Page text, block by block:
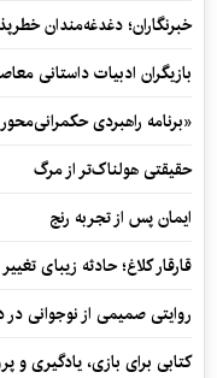
خبرنگاران؛ دغدغه‌مندان
بازیگران ادبیات داستانی
«برنامه راهبردی
حقیقتی هولناک‌تر از مرگ
ایمان پس از تجربه رنج
قارقار کلاغ؛ حادثه زیبای
روایتی صمیمی از نوجوانی
کتابی برای بازی، یادگیری و